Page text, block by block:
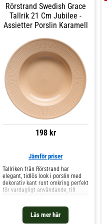
Tål diskmaskin. Shoppa Assietter
och mer Tallrikar hos Royal Design.
Rörstrand Swedish Grace
Tallrik 21 Cm Jubilee -
Assietter Porslin Karamell
198 kr
Läs mer här
Jämför priser
Tallriken från Rörstrand har
elegant, tidlös look i porslin med
dekorativ kant runt omkring perfekt
för vardagligt användande, till
vardaglig användning. Mixa och
matcha med andra delar ur serien